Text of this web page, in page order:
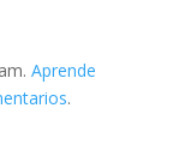
Aprende
.